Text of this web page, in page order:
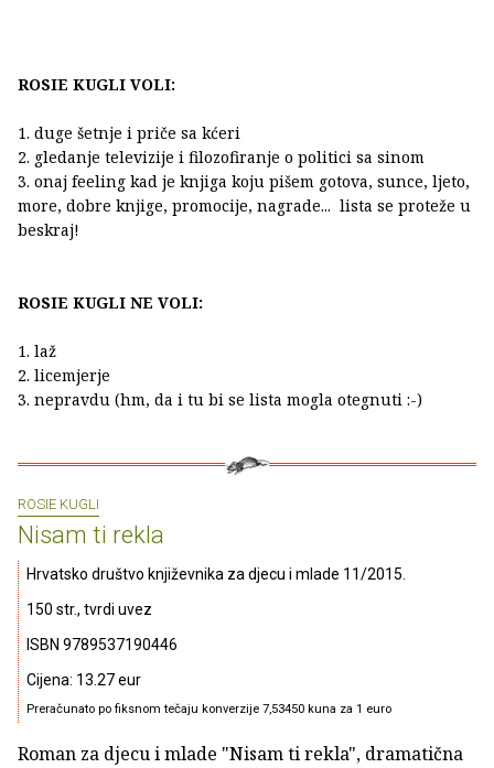
ROSIE KUGLI VOLI:
1. duge šetnje i priče sa kćeri
2. gledanje televizije i filozofiranje o politici sa sinom
3. onaj feeling kad je knjiga koju pišem gotova, sunce, ljeto,
more, dobre knjige, promocije, nagrade... lista se proteže u
beskraj!
ROSIE KUGLI NE VOLI:
1. laž
2. licemjerje
3. nepravdu (hm, da i tu bi se lista mogla otegnuti :-)
ROSIE KUGLI
Nisam ti rekla
Hrvatsko društvo književnika za djecu i mlade 11/2015.
150 str., tvrdi uvez
ISBN 9789537190446
Cijena: 13.27 eur
Preračunato po fiksnom tečaju konverzije 7,53450 kuna za 1 euro
Roman za djecu i mlade "Nisam ti rekla", dramatična